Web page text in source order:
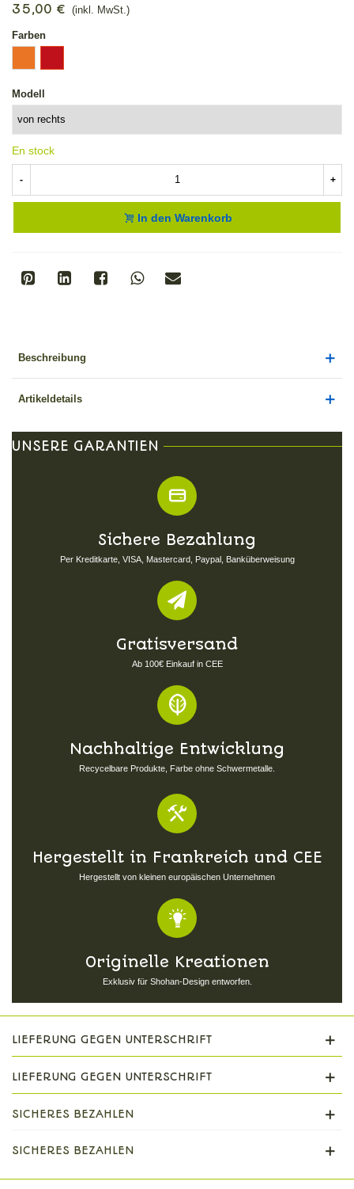
35,00 € (inkl. MwSt.)
Farben
Modell
En stock
- +
In den Warenkorb
Beschreibung
Artikeldetails
UNSERE GARANTIEN
Sichere Bezahlung
Per Kreditkarte, VISA, Mastercard, Paypal, Banküberweisung
Gratisversand
Ab 100€ Einkauf in CEE
Nachhaltige Entwicklung
Recycelbare Produkte, Farbe ohne Schwermetalle.
Hergestellt in Frankreich und CEE
Hergestellt von kleinen europäischen Unternehmen
Originelle Kreationen
Exklusiv für Shohan-Design entworfen.
LIEFERUNG GEGEN UNTERSCHRIFT
LIEFERUNG GEGEN UNTERSCHRIFT
SICHERES BEZAHLEN
SICHERES BEZAHLEN